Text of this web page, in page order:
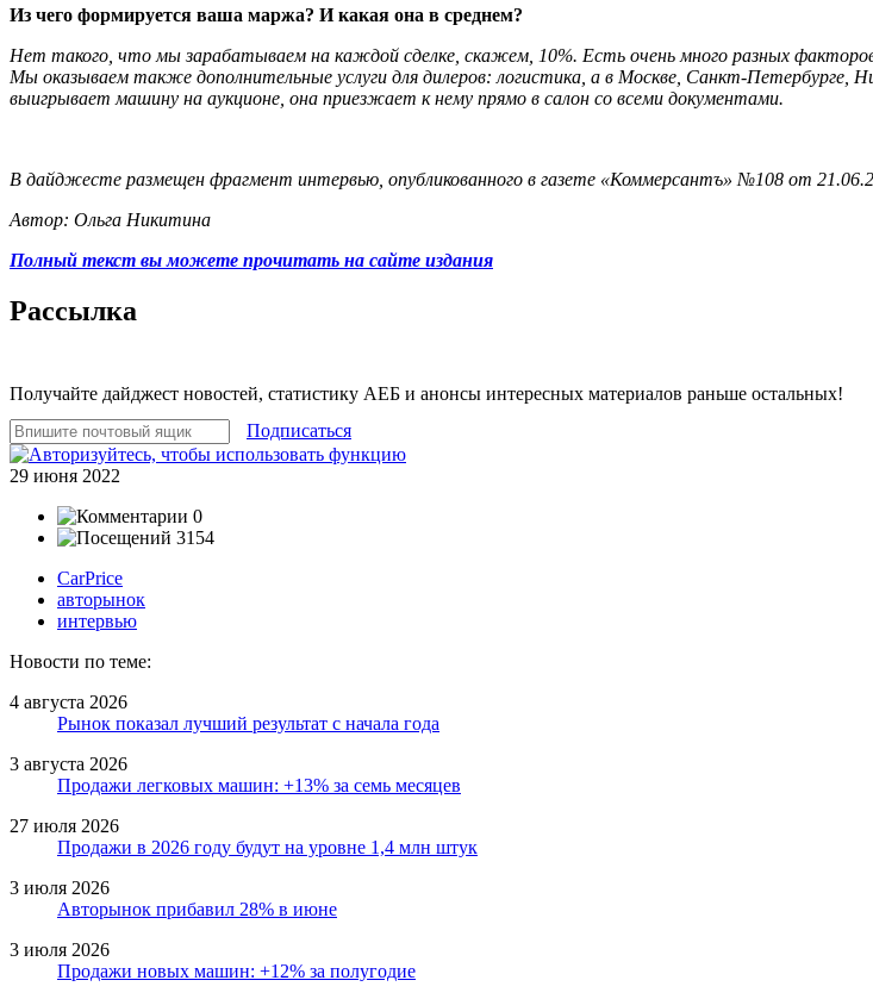
Из чего формируется ваша маржа? И какая она в среднем?
Нет такого, что мы зарабатываем на каждой сделке, скажем, 10%. Есть очень много разных
Мы оказываем также дополнительные услуги для дилеров: логистика, а в Москве, Санкт-Петербурге,
выигрывает машину на аукционе, она приезжает к нему прямо в салон со всеми документами.
В дайджесте размещен фрагмент интервью, опубликованного в газете «Коммерсантъ» №108 от
Автор: Ольга Никитина
Полный текст вы можете прочитать на сайте издания
Рассылка
Получайте дайджест новостей, статистику АЕБ и анонсы интересных материалов раньше остальных!
Подписаться
29 июня 2022
0
3154
CarPrice
авторынок
интервью
Новости по теме:
4 августа 2026
Рынок показал лучший результат с начала года
3 августа 2026
Продажи легковых машин: +13% за семь месяцев
27 июля 2026
Продажи в 2026 году будут на уровне 1,4 млн штук
3 июля 2026
Авторынок прибавил 28% в июне
3 июля 2026
Продажи новых машин: +12% за полугодие